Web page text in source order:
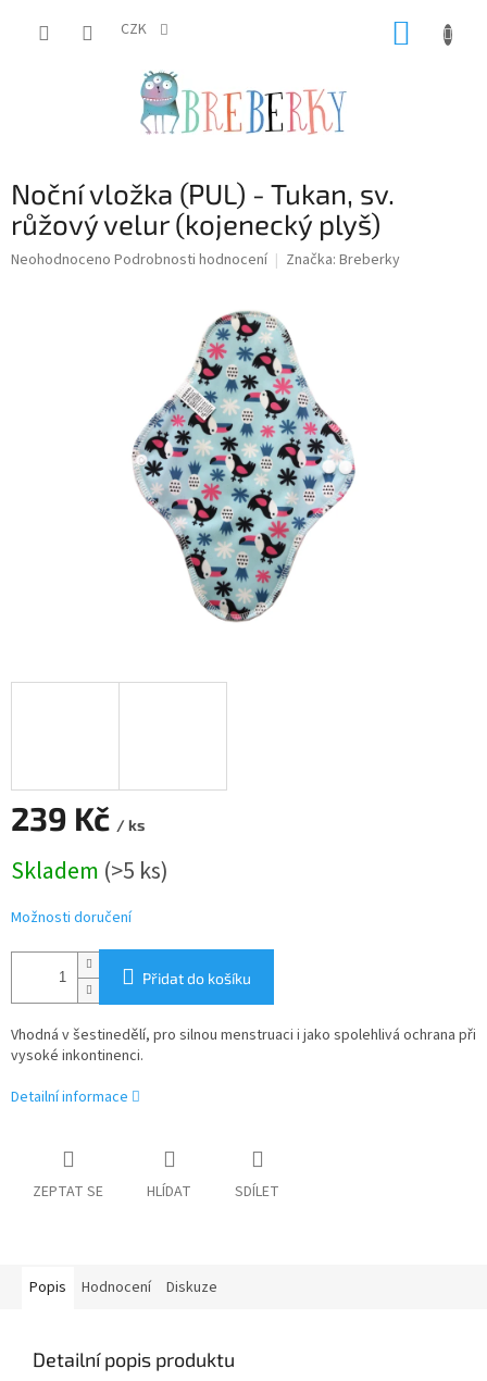
CZK
Noční vložka (PUL) - Tukan, sv.
růžový velur (kojenecký plyš)
Průměrné
Neohodnoceno Podrobnosti hodnocení Značka: Breberky
239 Kč / ks
cena:
Skladem (>5 ks)
Možnosti doručení
Přidat do košíku
Vhodná v šestinedělí, pro silnou menstruaci i jako spolehlivá ochrana při
vysoké inkontinenci.
Detailní informace
ZEPTAT SE HLÍDAT SDÍLET
Popis Hodnocení Diskuze
Detailní popis produktu